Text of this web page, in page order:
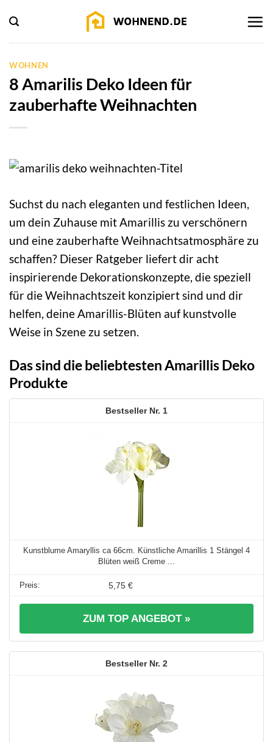
Inhalt
springen
WOHNEN
8 Amarilis Deko Ideen für
zauberhafte Weihnachten
Suchst du nach eleganten und festlichen Ideen,
um dein Zuhause mit Amarillis zu verschönern
und eine zauberhafte Weihnachtsatmosphäre zu
schaffen? Dieser Ratgeber liefert dir acht
inspirierende Dekorationskonzepte, die speziell
für die Weihnachtszeit konzipiert sind und dir
helfen, deine Amarillis-Blüten auf kunstvolle
Weise in Szene zu setzen.
Das sind die beliebtesten Amarillis Deko
Produkte
1
Kunstblume Amaryllis ca 66cm. Künstliche Amarillis 1 Stängel 4
Blüten weiß Creme ...
5,75 €
ZUM TOP ANGEBOT »
2